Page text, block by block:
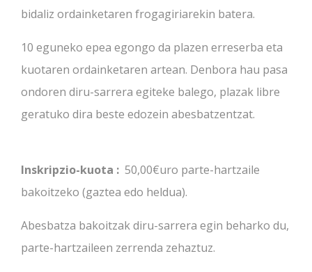
bidaliz ordainketaren frogagiriarekin batera.
10 eguneko epea egongo da plazen erreserba eta
kuotaren ordainketaren artean. Denbora hau pasa
ondoren diru-sarrera egiteke balego, plazak libre
geratuko dira beste edozein abesbatzentzat.
Inskripzio-kuota :50,00€uro parte-hartzaile
bakoitzeko (gaztea edo heldua).
Abesbatza bakoitzak diru-sarrera egin beharko du,
parte-hartzaileen zerrenda zehaztuz.